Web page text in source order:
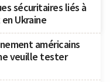
sécuritaires liés à
Ukraine
américains
veuille tester